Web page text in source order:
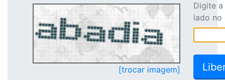
[trocar imagem]
Digite
lado no